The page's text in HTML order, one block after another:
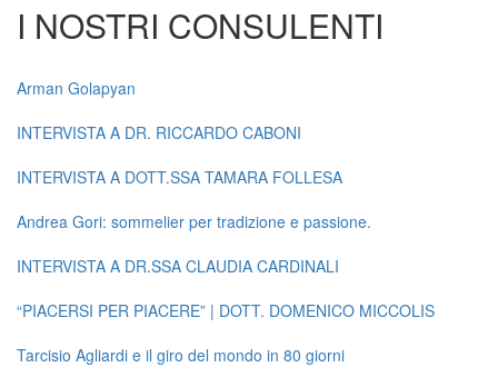
I NOSTRI CONSULENTI
Arman Golapyan
INTERVISTA A DR. RICCARDO CABONI
INTERVISTA A DOTT.SSA TAMARA FOLLESA
Andrea Gori: sommelier per tradizione e passione.
INTERVISTA A DR.SSA CLAUDIA CARDINALI
“PIACERSI PER PIACERE” | DOTT. DOMENICO MICCOLIS
Tarcisio Agliardi e il giro del mondo in 80 giorni